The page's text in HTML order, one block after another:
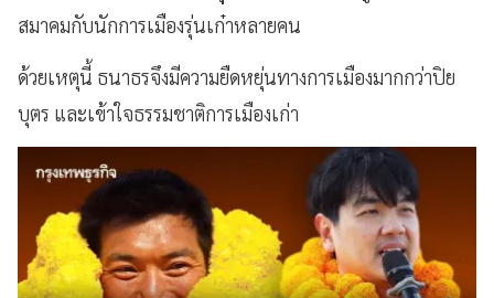
สมาคมกับนักการเมืองรุ่นเก๋าหลายคน
ด้วยเหตุนี้ ธนาธรจึงมีความยืดหยุ่นทางการเมืองมากกว่าปิย
บุตร และเข้าใจธรรมชาติการเมืองเก่า